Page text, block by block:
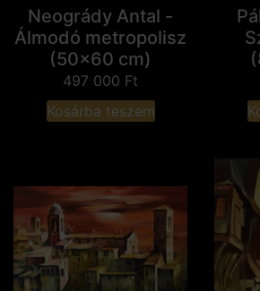
Neogrády Antal -
Álmodó metropolisz
(50x60 cm)
497 000 Ft
Kosárba teszem